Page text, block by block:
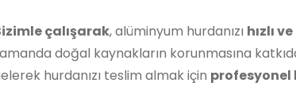
çalışarak, alüminyum hurdanızı hızlı
doğal kaynakların korunmasına
hurdanızı teslim almak için profesyonel